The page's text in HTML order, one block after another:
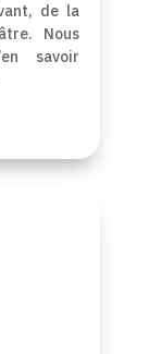
de la
Nous
savoir